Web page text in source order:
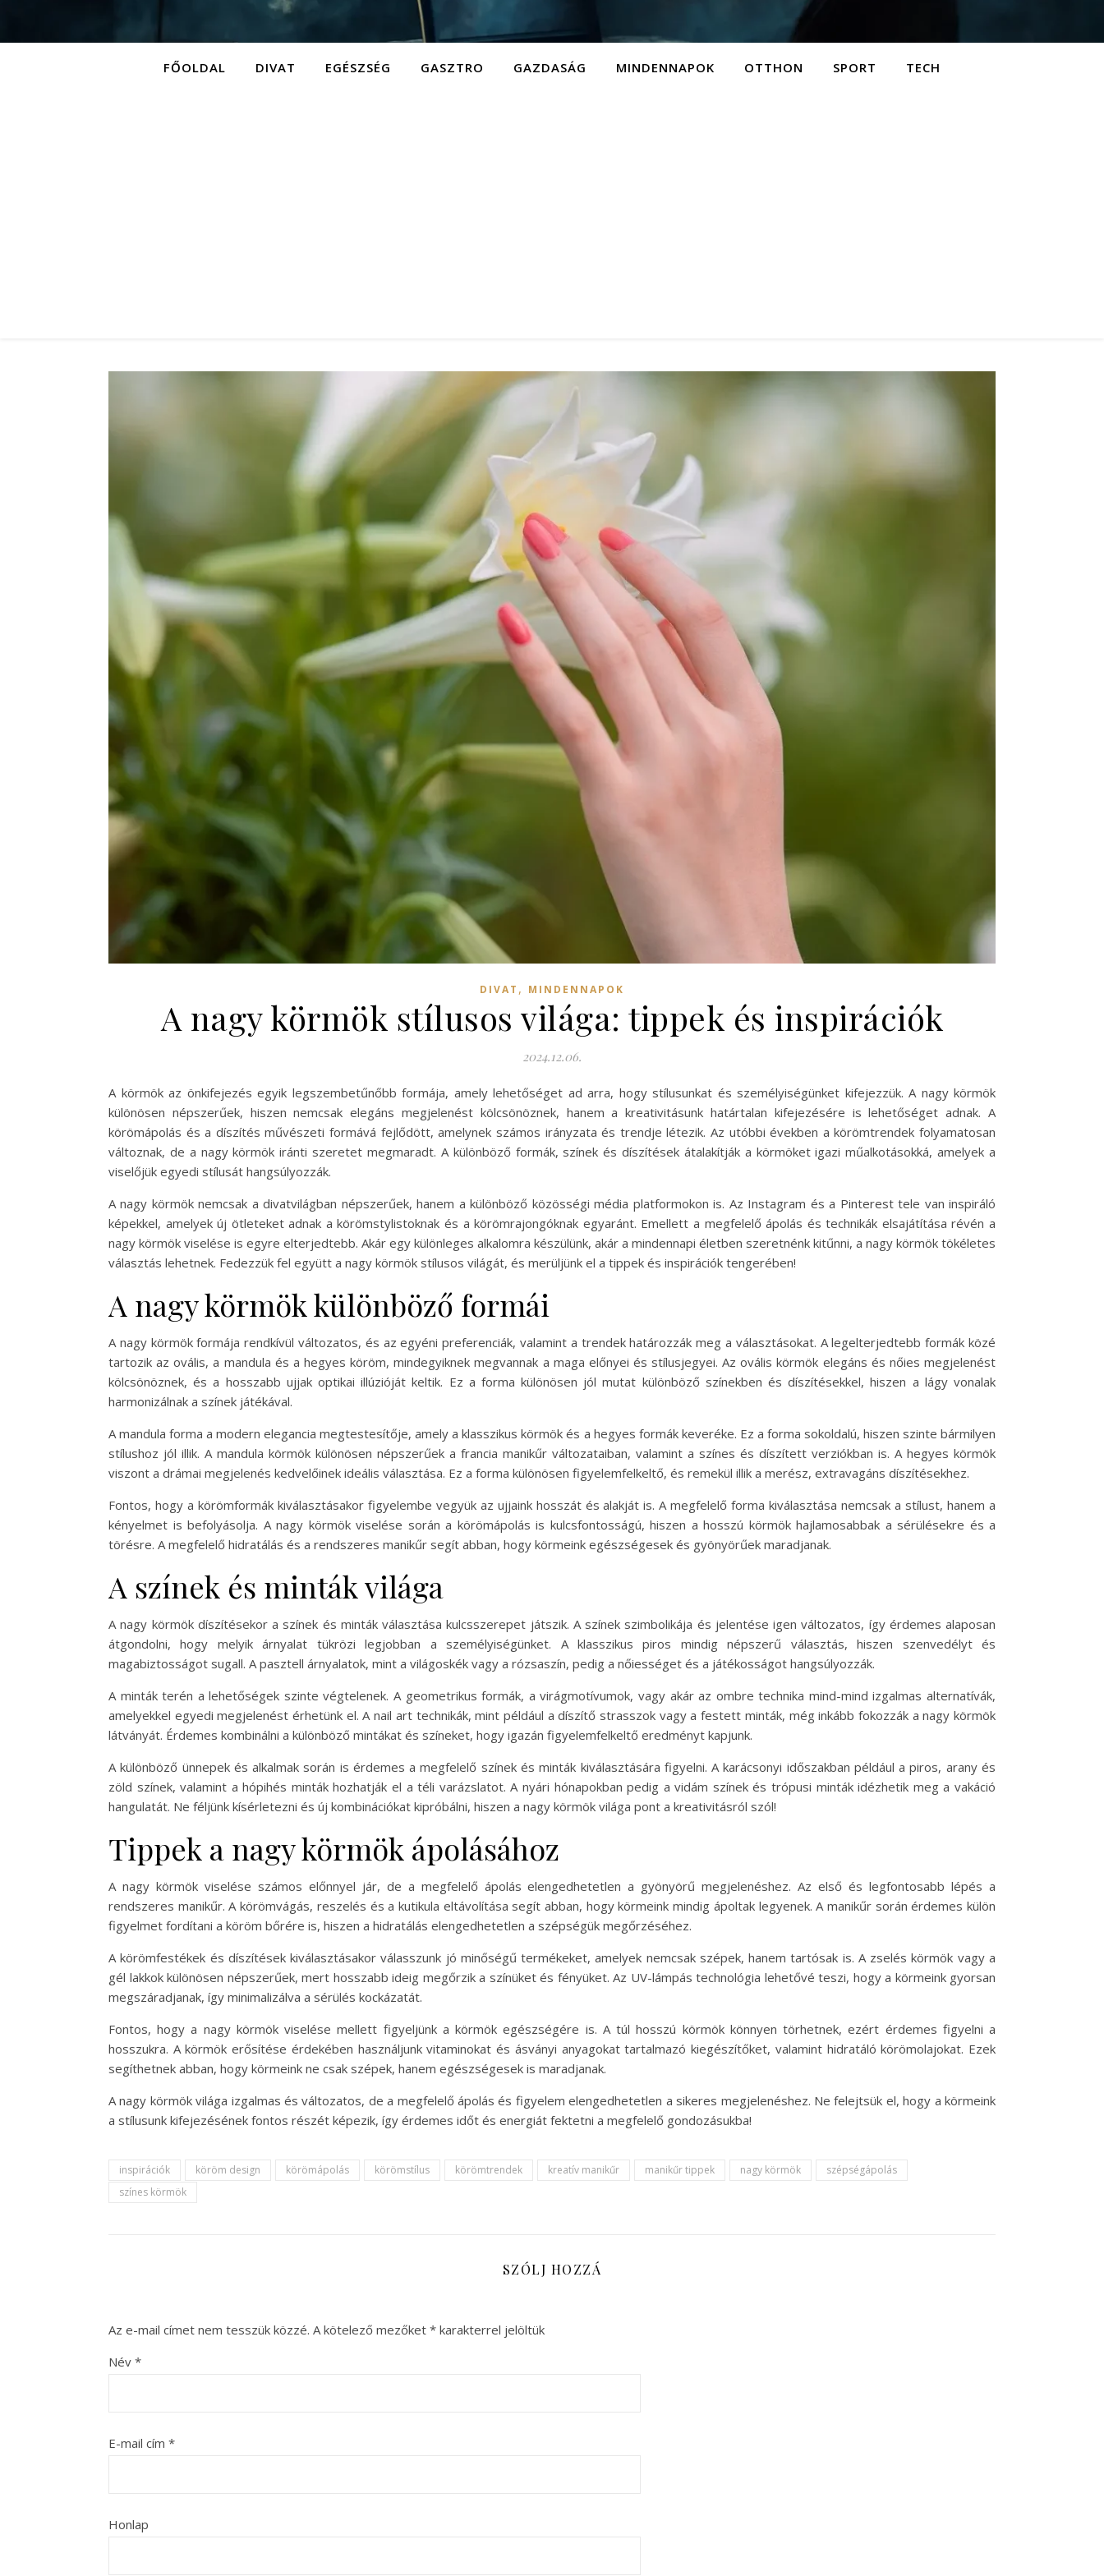
FŐOLDAL DIVAT EGÉSZSÉG GASZTRO GAZDASÁG MINDENNAPOK OTTHON SPORT TECH
DIVAT , MINDENNAPOK
A nagy körmök stílusos világa: tippek és inspirációk
2024.12.06.
A körmök az önkifejezés egyik legszembetűnőbb formája, amely lehetőséget ad arra, hogy stílusunkat és személyiségünket kifejezzük. A nagy körmök
különösen népszerűek, hiszen nemcsak elegáns megjelenést kölcsönöznek, hanem a kreativitásunk határtalan kifejezésére is lehetőséget adnak. A
körömápolás és a díszítés művészeti formává fejlődött, amelynek számos irányzata és trendje létezik. Az utóbbi években a körömtrendek folyamatosan
változnak, de a nagy körmök iránti szeretet megmaradt. A különböző formák, színek és díszítések átalakítják a körmöket igazi műalkotásokká, amelyek a
viselőjük egyedi stílusát hangsúlyozzák.
A nagy körmök nemcsak a divatvilágban népszerűek, hanem a különböző közösségi média platformokon is. Az Instagram és a Pinterest tele van inspiráló
képekkel, amelyek új ötleteket adnak a körömstylistoknak és a körömrajongóknak egyaránt. Emellett a megfelelő ápolás és technikák elsajátítása révén a
nagy körmök viselése is egyre elterjedtebb. Akár egy különleges alkalomra készülünk, akár a mindennapi életben szeretnénk kitűnni, a nagy körmök tökéletes
választás lehetnek. Fedezzük fel együtt a nagy körmök stílusos világát, és merüljünk el a tippek és inspirációk tengerében!
A nagy körmök különböző formái
A nagy körmök formája rendkívül változatos, és az egyéni preferenciák, valamint a trendek határozzák meg a választásokat. A legelterjedtebb formák közé
tartozik az ovális, a mandula és a hegyes köröm, mindegyiknek megvannak a maga előnyei és stílusjegyei. Az ovális körmök elegáns és nőies megjelenést
kölcsönöznek, és a hosszabb ujjak optikai illúzióját keltik. Ez a forma különösen jól mutat különböző színekben és díszítésekkel, hiszen a lágy vonalak
harmonizálnak a színek játékával.
A mandula forma a modern elegancia megtestesítője, amely a klasszikus körmök és a hegyes formák keveréke. Ez a forma sokoldalú, hiszen szinte bármilyen
stílushoz jól illik. A mandula körmök különösen népszerűek a francia manikűr változataiban, valamint a színes és díszített verziókban is. A hegyes körmök
viszont a drámai megjelenés kedvelőinek ideális választása. Ez a forma különösen figyelemfelkeltő, és remekül illik a merész, extravagáns díszítésekhez.
Fontos, hogy a körömformák kiválasztásakor figyelembe vegyük az ujjaink hosszát és alakját is. A megfelelő forma kiválasztása nemcsak a stílust, hanem a
kényelmet is befolyásolja. A nagy körmök viselése során a körömápolás is kulcsfontosságú, hiszen a hosszú körmök hajlamosabbak a sérülésekre és a
törésre. A megfelelő hidratálás és a rendszeres manikűr segít abban, hogy körmeink egészségesek és gyönyörűek maradjanak.
A színek és minták világa
A nagy körmök díszítésekor a színek és minták választása kulcsszerepet játszik. A színek szimbolikája és jelentése igen változatos, így érdemes alaposan
átgondolni, hogy melyik árnyalat tükrözi legjobban a személyiségünket. A klasszikus piros mindig népszerű választás, hiszen szenvedélyt és
magabiztosságot sugall. A pasztell árnyalatok, mint a világoskék vagy a rózsaszín, pedig a nőiességet és a játékosságot hangsúlyozzák.
A minták terén a lehetőségek szinte végtelenek. A geometrikus formák, a virágmotívumok, vagy akár az ombre technika mind-mind izgalmas alternatívák,
amelyekkel egyedi megjelenést érhetünk el. A nail art technikák, mint például a díszítő strasszok vagy a festett minták, még inkább fokozzák a nagy körmök
látványát. Érdemes kombinálni a különböző mintákat és színeket, hogy igazán figyelemfelkeltő eredményt kapjunk.
A különböző ünnepek és alkalmak során is érdemes a megfelelő színek és minták kiválasztására figyelni. A karácsonyi időszakban például a piros, arany és
zöld színek, valamint a hópihés minták hozhatják el a téli varázslatot. A nyári hónapokban pedig a vidám színek és trópusi minták idézhetik meg a vakáció
hangulatát. Ne féljünk kísérletezni és új kombinációkat kipróbálni, hiszen a nagy körmök világa pont a kreativitásról szól!
Tippek a nagy körmök ápolásához
A nagy körmök viselése számos előnnyel jár, de a megfelelő ápolás elengedhetetlen a gyönyörű megjelenéshez. Az első és legfontosabb lépés a
rendszeres manikűr. A körömvágás, reszelés és a kutikula eltávolítása segít abban, hogy körmeink mindig ápoltak legyenek. A manikűr során érdemes külön
figyelmet fordítani a köröm bőrére is, hiszen a hidratálás elengedhetetlen a szépségük megőrzéséhez.
A körömfestékek és díszítések kiválasztásakor válasszunk jó minőségű termékeket, amelyek nemcsak szépek, hanem tartósak is. A zselés körmök vagy a
gél lakkok különösen népszerűek, mert hosszabb ideig megőrzik a színüket és fényüket. Az UV-lámpás technológia lehetővé teszi, hogy a körmeink gyorsan
megszáradjanak, így minimalizálva a sérülés kockázatát.
Fontos, hogy a nagy körmök viselése mellett figyeljünk a körmök egészségére is. A túl hosszú körmök könnyen törhetnek, ezért érdemes figyelni a
hosszukra. A körmök erősítése érdekében használjunk vitaminokat és ásványi anyagokat tartalmazó kiegészítőket, valamint hidratáló körömolajokat. Ezek
segíthetnek abban, hogy körmeink ne csak szépek, hanem egészségesek is maradjanak.
A nagy körmök világa izgalmas és változatos, de a megfelelő ápolás és figyelem elengedhetetlen a sikeres megjelenéshez. Ne felejtsük el, hogy a körmeink
a stílusunk kifejezésének fontos részét képezik, így érdemes időt és energiát fektetni a megfelelő gondozásukba!
inspirációk köröm design körömápolás körömstílus körömtrendek kreatív manikűr manikűr tippek nagy körmök
szépségápolás
színes körmök
SZÓLJ HOZZÁ
Az e-mail címet nem tesszük közzé. A kötelező mezőket * karakterrel jelöltük
Név *
E-mail cím *
Honlap